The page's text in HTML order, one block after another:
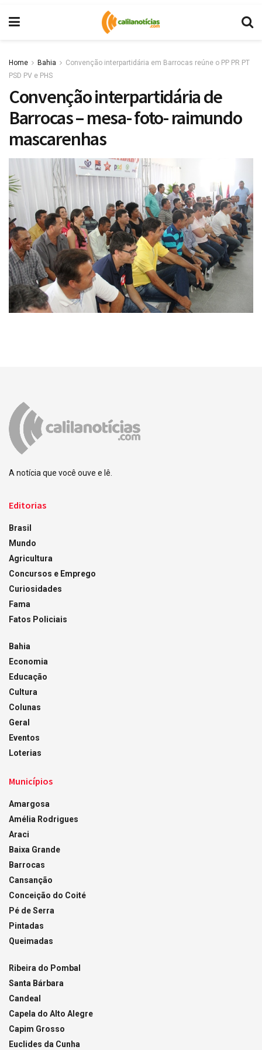
Home Bahia
Convenção interpartidária em Barrocas reúne o PP PR PT
PSD PV e PHS
Convenção interpartidária de
Barrocas – mesa- foto- raimundo
mascarenhas
A notícia que você ouve e lê.
Editorias
Brasil
Mundo
Agricultura
Concursos e Emprego
Curiosidades
Fama
Fatos Policiais
Bahia
Economia
Educação
Cultura
Colunas
Geral
Eventos
Loterias
Municípios
Amargosa
Amélia Rodrigues
Araci
Baixa Grande
Barrocas
Cansanção
Conceição do Coité
Pé de Serra
Pintadas
Queimadas
Ribeira do Pombal
Santa Bárbara
Candeal
Capela do Alto Alegre
Capim Grosso
Euclides da Cunha